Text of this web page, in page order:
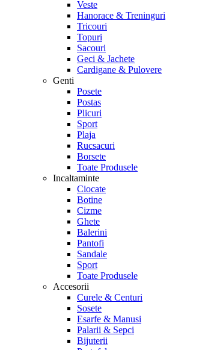
Veste
Hanorace & Treninguri
Tricouri
Topuri
Sacouri
Geci & Jachete
Cardigane & Pulovere
Genti
Posete
Postas
Plicuri
Sport
Plaja
Rucsacuri
Borsete
Toate Produsele
Incaltaminte
Ciocate
Botine
Cizme
Ghete
Balerini
Pantofi
Sandale
Sport
Toate Produsele
Accesorii
Curele & Centuri
Sosete
Esarfe & Manusi
Palarii & Sepci
Bijuterii